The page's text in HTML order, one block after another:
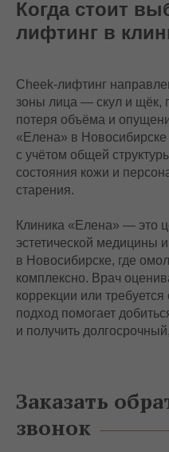
Когда стоит
лифтинг в
Cheek-лифтинг
зоны лица — скул и щёк,
потеря объёма и
«Елена» в Новосибирске
с учётом общей
состояния кожи и
старения.
Клиника «Елена» — это
эстетической медицины
в Новосибирске, где
комплексно. Врач
коррекции или
подход помогает
и получить
Заказать
звонок